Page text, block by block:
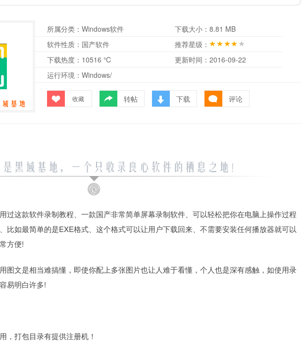
所属分类： Windows软件 下载大小： 8.81 MB
软件性质： 国产软件
推荐星级：
下载热度： 10516 ℃ 更新时间： 2016-09-22
运行环境： Windows/
收藏 转帖 下载 评论
过这款软件录制教程、一款国产非常简单屏幕录制软件、可以轻松把你在电脑上操作过程
比如最简单的是EXE格式、这个格式可以让用户下载回来、不需要安装任何播放器就可以
方便!
图文是相当难搞懂，即使你配上多张图片也让人难于看懂，个人也是深有感触，如使用录
易明白许多!
，打包目录有提供注册机！